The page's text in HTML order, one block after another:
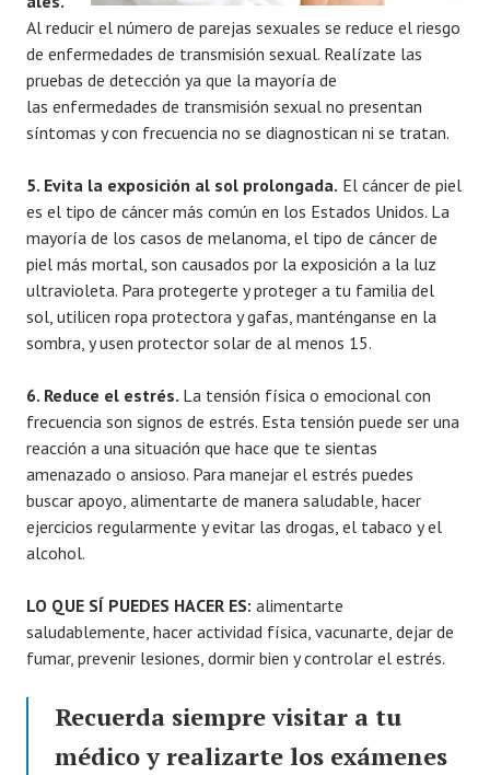
Al reducir el número de parejas sexuales se reduce el riesgo
de enfermedades de transmisión sexual. Realízate las
pruebas de detección ya que la mayoría de
las enfermedades de transmisión sexual no presentan
síntomas y con frecuencia no se diagnostican ni se tratan.
5. Evita la exposición al sol prolongada. El cáncer de piel
es el tipo de cáncer más común en los Estados Unidos. La
mayoría de los casos de melanoma, el tipo de cáncer de
piel más mortal, son causados por la exposición a la luz
ultravioleta. Para protegerte y proteger a tu familia del
sol, utilicen ropa protectora y gafas, manténganse en la
sombra, y usen protector solar de al menos 15.
6. Reduce el estrés. La tensión física o emocional con
frecuencia son signos de estrés. Esta tensión puede ser una
reacción a una situación que hace que te sientas
amenazado o ansioso. Para manejar el estrés puedes
buscar apoyo, alimentarte de manera saludable, hacer
ejercicios regularmente y evitar las drogas, el tabaco y el
alcohol.
LO QUE SÍ PUEDES HACER ES: alimentarte
saludablemente, hacer actividad física, vacunarte, dejar de
fumar, prevenir lesiones, dormir bien y controlar el estrés.
Recuerda siempre visitar a tu
médico y realizarte los exámenes